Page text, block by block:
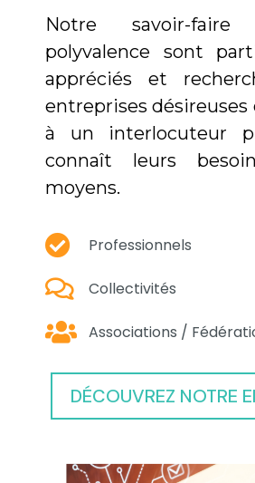
Notre savoir-
polyvalence sont
appréciés et
entreprises désireuses
à un interlocuteur
connaît leurs
moyens.
Professionnels
Collectivités
Associations /
DÉCOUVREZ NOTRE